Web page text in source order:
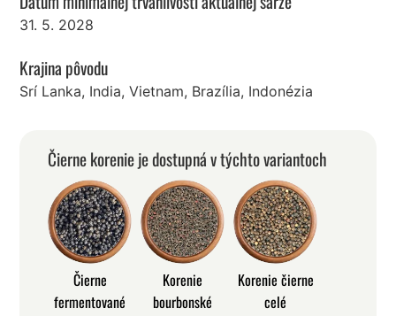
31. 5. 2028
Krajina pôvodu
Srí Lanka, India, Vietnam, Brazília, Indonézia
Čierne korenie je dostupná v týchto variantoch
Čierne
fermentované
Korenie
bourbonské
Korenie čierne
celé